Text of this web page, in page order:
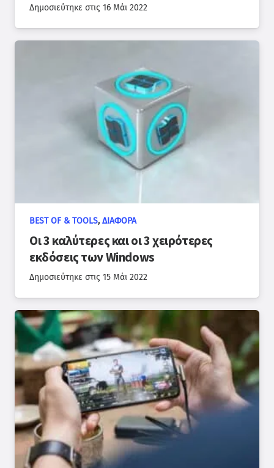
Δημοσιεύτηκε στις 16 Μάι 2022
BEST OF & TOOLS,ΔΙΆΦΟΡΑ
Οι 3 καλύτερες και οι 3 χειρότερες
εκδόσεις των Windows
Δημοσιεύτηκε στις 15 Μάι 2022